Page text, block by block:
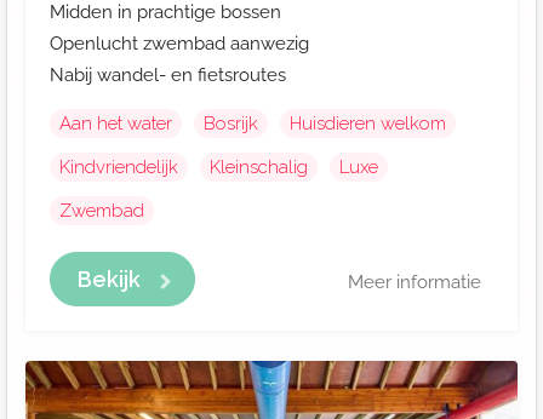
Midden in prachtige bossen
Openlucht zwembad aanwezig
Nabij wandel- en fietsroutes
Aan het water Bosrijk
Huisdieren welkom
Kindvriendelijk
Kleinschalig
Luxe
Zwembad
Bekijk Meer informatie